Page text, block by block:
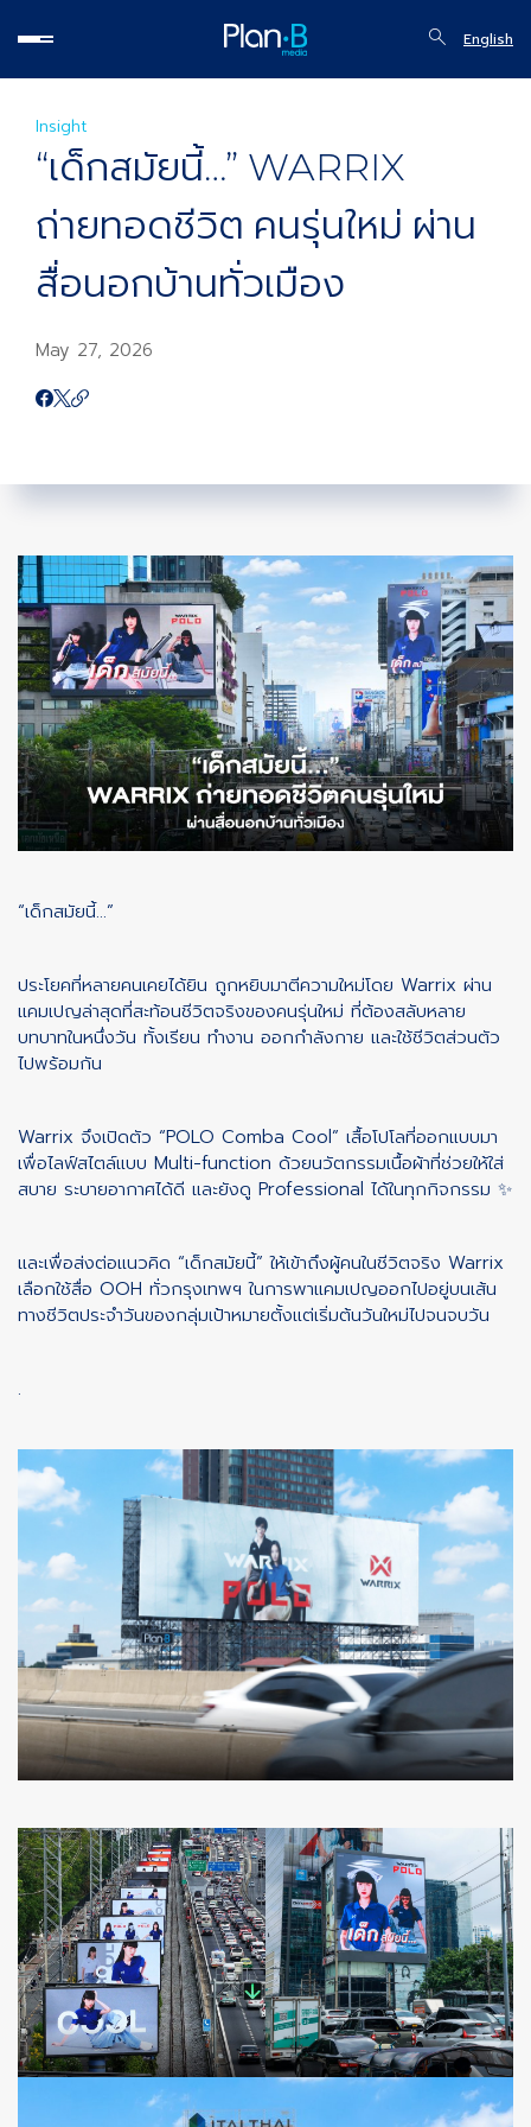
English
Insight
“เด็กสมัยนี้…” WARRIX
ถ่ายทอดชีวิต คนรุ่นใหม่ ผ่าน
สื่อนอกบ้านทั่วเมือง
May 27, 2026
“เด็กสมัยนี้…”
ประโยคที่หลายคนเคยได้ยิน ถูกหยิบมาตีความใหม่โดย Warrix ผ่าน
แคมเปญล่าสุดที่สะท้อนชีวิตจริงของคนรุ่นใหม่ ที่ต้องสลับหลาย
บทบาทในหนึ่งวัน ทั้งเรียน ทำงาน ออกกำลังกาย และใช้ชีวิตส่วนตัว
ไปพร้อมกัน
Warrix จึงเปิดตัว “POLO Comba Cool” เสื้อโปโลที่ออกแบบมา
เพื่อไลฟ์สไตล์แบบ Multi-function ด้วยนวัตกรรมเนื้อผ้าที่ช่วยให้ใส่
สบาย ระบายอากาศได้ดี และยังดู Professional ได้ในทุกกิจกรรม ✨
และเพื่อส่งต่อแนวคิด “เด็กสมัยนี้” ให้เข้าถึงผู้คนในชีวิตจริง Warrix
เลือกใช้สื่อ OOH ทั่วกรุงเทพฯ ในการพาแคมเปญออกไปอยู่บนเส้น
ทางชีวิตประจำวันของกลุ่มเป้าหมายตั้งแต่เริ่มต้นวันใหม่ไปจนจบวัน
.